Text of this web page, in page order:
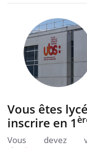
Vous êtes
inscrire en 1
Vous devez